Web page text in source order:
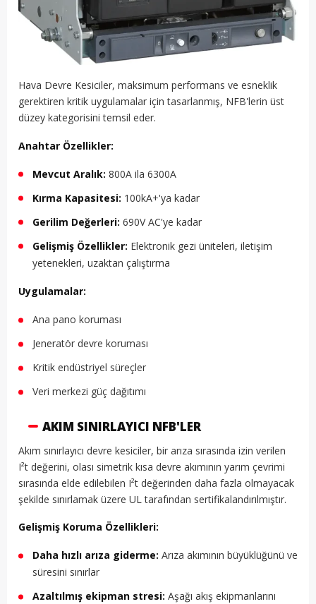
Hava Devre Kesiciler, maksimum performans ve esneklik
gerektiren kritik uygulamalar için tasarlanmış, NFB'lerin üst
düzey kategorisini temsil eder.
Anahtar Özellikler:
Mevcut Aralık: 800A ila 6300A
Kırma Kapasitesi: 100kA+'ya kadar
Gerilim Değerleri: 690V AC'ye kadar
Gelişmiş Özellikler: Elektronik gezi üniteleri, iletişim
yetenekleri, uzaktan çalıştırma
Uygulamalar:
Ana pano koruması
Jeneratör devre koruması
Kritik endüstriyel süreçler
Veri merkezi güç dağıtımı
AKIM SINIRLAYICI NFB'LER
Akım sınırlayıcı devre kesiciler, bir arıza sırasında izin verilen
I²t değerini, olası simetrik kısa devre akımının yarım çevrimi
sırasında elde edilebilen I²t değerinden daha fazla olmayacak
şekilde sınırlamak üzere UL tarafından sertifikalandırılmıştır.
Gelişmiş Koruma Özellikleri:
Daha hızlı arıza giderme: Arıza akımının büyüklüğünü ve
süresini sınırlar
Azaltılmış ekipman stresi: Aşağı akış ekipmanlarını